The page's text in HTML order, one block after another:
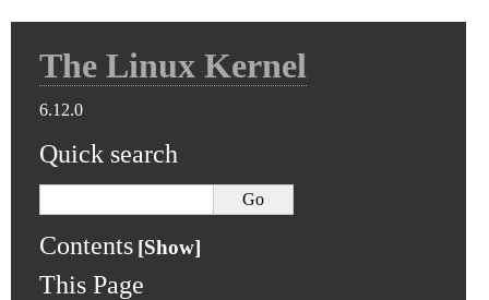
The Linux Kernel
6.12.0
Quick search
Contents
This Page